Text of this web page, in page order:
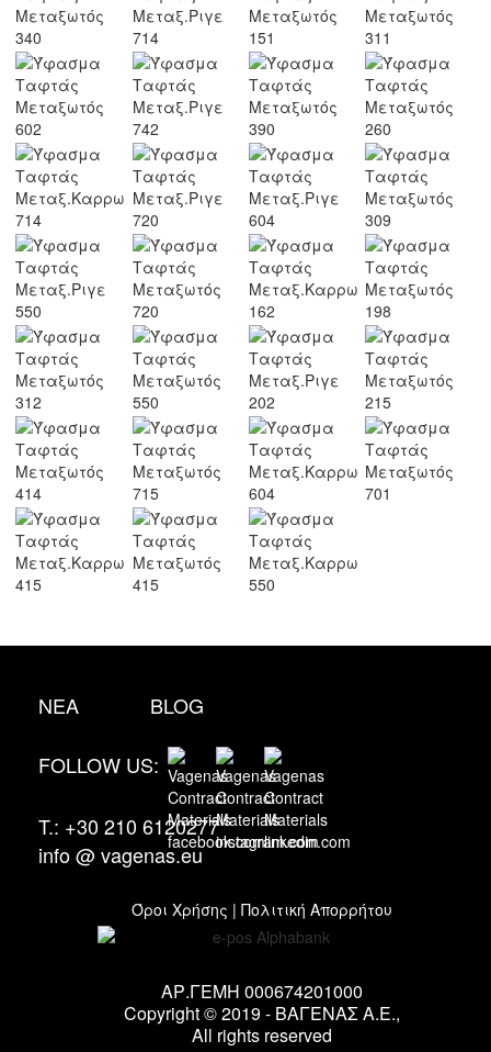
ΝΕΑ BLOG
FOLLOW US:
T.: +30 210 6120277
info @ vagenas.eu
Όροι Χρήσης | Πολιτική Απορρήτου
ΑΡ.ΓΕΜΗ 000674201000
Copyright © 2019 - ΒΑΓΕΝΑΣ Α.Ε.,
All rights reserved